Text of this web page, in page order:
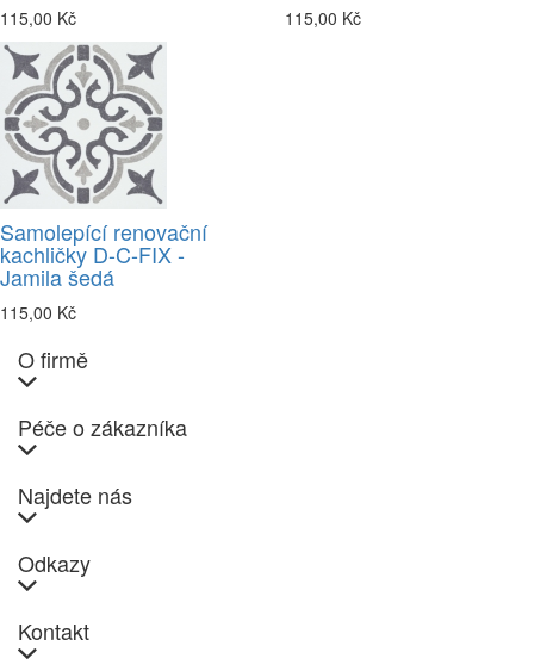
115,00 Kč 115,00 Kč
Samolepící renovační
kachličky D-C-FIX -
Jamila šedá
115,00 Kč
O firmě
Péče o zákazníka
Najdete nás
Odkazy
Kontakt